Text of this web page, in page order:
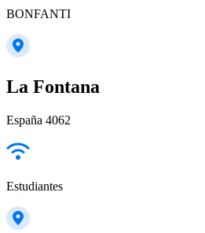
BONFANTI
La Fontana
España 4062
Estudiantes